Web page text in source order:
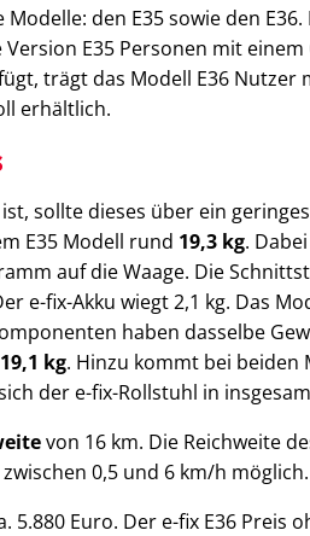
den E35 sowie den
E35 Personen mit
trägt das Modell E36 Nutzer
erhältlich.
sollte dieses über ein geringes
E35 Modell rund 19,3 kg.
auf die Waage. Die
e-fix-Akku wiegt 2,1 kg. Das
haben dasselbe
19,1 kg. Hinzu kommt bei beiden
der e-fix-Rollstuhl in
von 16 km. Die Reichweite
0,5 und 6 km/h möglich.
5.880 Euro. Der e-fix E36 Preis